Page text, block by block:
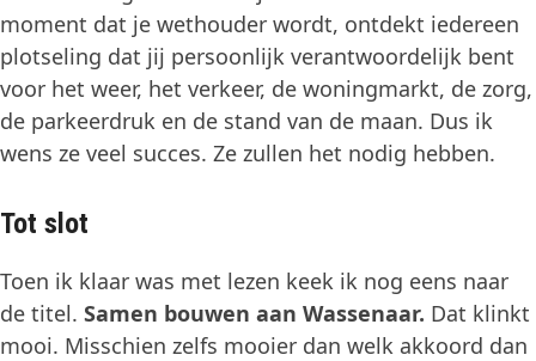
moment dat je wethouder wordt, ontdekt iedereen
plotseling dat jij persoonlijk verantwoordelijk bent
voor het weer, het verkeer, de woningmarkt, de zorg,
de parkeerdruk en de stand van de maan. Dus ik
wens ze veel succes. Ze zullen het nodig hebben.
Tot slot
Toen ik klaar was met lezen keek ik nog eens naar
de titel. Samen bouwen aan Wassenaar. Dat klinkt
mooi. Misschien zelfs mooier dan welk akkoord dan